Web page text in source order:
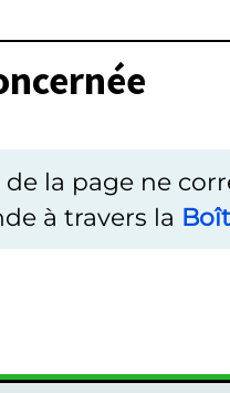
la page ne
à travers la